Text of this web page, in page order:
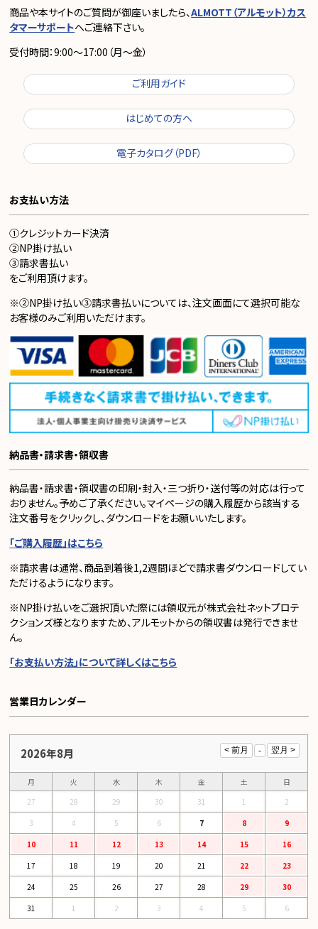
商品や本サイトのご質問が御座いましたら、ALMOTT（アルモット）カス
タマーサポートへご連絡下さい。
受付時間：9:00～17:00（月～金）
ご利用ガイド
はじめての方へ
電子カタログ（PDF）
お支払い方法
①クレジットカード決済
②NP掛け払い
③請求書払い
をご利用頂けます。
※②NP掛け払い③請求書払いについては、注文画面にて選択可能な
お客様のみご利用いただけます。
納品書・請求書・領収書
納品書・請求書・領収書の印刷・封入・三つ折り・送付等の対応は行って
おりません。予めご了承ください。マイページの購入履歴から該当する
注文番号をクリックし、ダウンロードをお願いいたします。
「ご購入履歴」はこちら
※請求書は通常、商品到着後1,2週間ほどで請求書ダウンロードしてい
ただけるようになります。
※NP掛け払いをご選択頂いた際には領収元が株式会社ネットプロテ
クションズ様となりますため、アルモットからの領収書は発行できませ
ん。
「お支払い方法」について詳しくはこちら
営業日カレンダー
2026年8月
月 火 水 木 金 土
日
27
28 29 30 31 1
2
3
4 5 6 7 8
9
10
11 12 13 14 15
16
17
18 19 20 21 22
23
24
25 26 27 28 29
30
31
1 2 3 4 5 6